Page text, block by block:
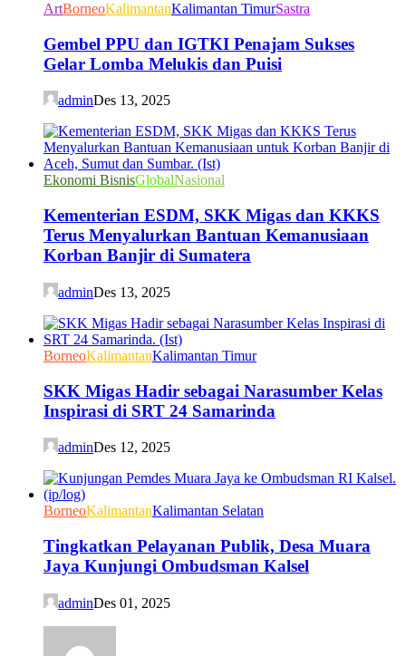
ArtBorneoKalimantanKalimantan TimurSastra
Gembel PPU dan IGTKI Penajam Sukses
Gelar Lomba Melukis dan Puisi
adminDes 13, 2025
Ekonomi BisnisGlobalNasional
Kementerian ESDM, SKK Migas dan KKKS
Terus Menyalurkan Bantuan Kemanusiaan
Korban Banjir di Sumatera
adminDes 13, 2025
BorneoKalimantanKalimantan Timur
SKK Migas Hadir sebagai Narasumber Kelas
Inspirasi di SRT 24 Samarinda
adminDes 12, 2025
BorneoKalimantanKalimantan Selatan
Tingkatkan Pelayanan Publik, Desa Muara
Jaya Kunjungi Ombudsman Kalsel
adminDes 01, 2025